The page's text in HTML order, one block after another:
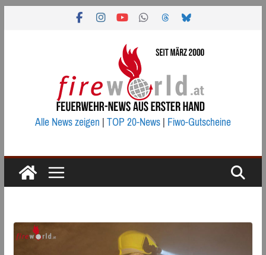
Alle News zeigen|TOP 20-News|Fiwo-Gutscheine